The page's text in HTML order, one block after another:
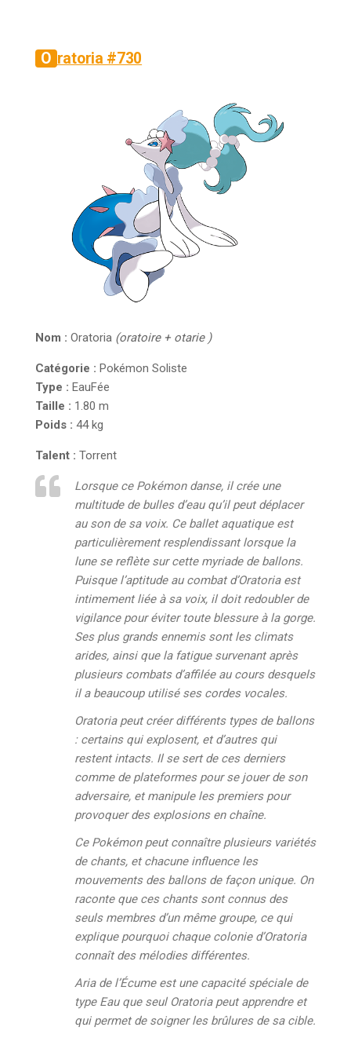
Oratoria #730
Nom : Oratoria (oratoire + otarie )
Catégorie : Pokémon Soliste
Type : EauFée
Taille : 1.80 m
Poids : 44 kg
Talent : Torrent
Lorsque ce Pokémon danse, il crée une
multitude de bulles d’eau qu’il peut déplacer
au son de sa voix. Ce ballet aquatique est
particulièrement resplendissant lorsque la
lune se reflète sur cette myriade de ballons.
Puisque l’aptitude au combat d’Oratoria est
intimement liée à sa voix, il doit redoubler de
vigilance pour éviter toute blessure à la gorge.
Ses plus grands ennemis sont les climats
arides, ainsi que la fatigue survenant après
plusieurs combats d’affilée au cours desquels
il a beaucoup utilisé ses cordes vocales.
Oratoria peut créer différents types de ballons
: certains qui explosent, et d’autres qui
restent intacts. Il se sert de ces derniers
comme de plateformes pour se jouer de son
adversaire, et manipule les premiers pour
provoquer des explosions en chaîne.
Ce Pokémon peut connaître plusieurs variétés
de chants, et chacune influence les
mouvements des ballons de façon unique. On
raconte que ces chants sont connus des
seuls membres d’un même groupe, ce qui
explique pourquoi chaque colonie d’Oratoria
connaît des mélodies différentes.
Aria de l’Écume est une capacité spéciale de
type Eau que seul Oratoria peut apprendre et
qui permet de soigner les brûlures de sa cible.